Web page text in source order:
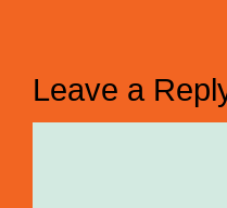
Leave a